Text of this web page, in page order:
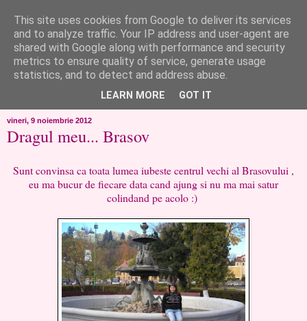
like ?...or not!
..de toate!!!!!..alandala...cum imi trec prin minte..si cum am
chef..incercate pe pielea mea..
vineri, 9 noiembrie 2012
Dragul meu... Brasov
Sunt convinsa ca toata lumea iubeste centrul vechi al Brasovului ,
eu ma bucur de fiecare data cand ajung si nu ma mai satur
colindand pe acolo :)
This site uses cookies from Google to deliver its services
and to analyze traffic. Your IP address and user-agent are
shared with Google along with performance and security
metrics to ensure quality of service, generate usage
statistics, and to detect and address abuse.
LEARN MORE GOT IT